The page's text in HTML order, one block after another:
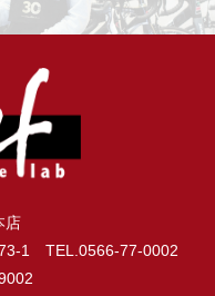
店
73-1 TEL.0566-77-0002